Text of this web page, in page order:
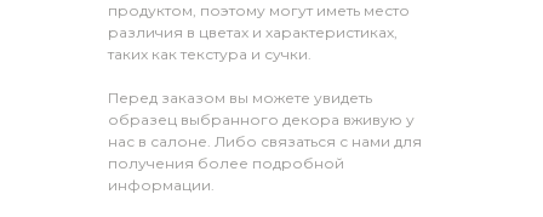
продуктом, поэтому могут иметь место
различия в цветах и характеристиках,
таких как текстура и сучки.
Перед заказом вы можете увидеть
образец выбранного декора вживую у
нас в салоне. Либо связаться с нами для
получения более подробной
информации.